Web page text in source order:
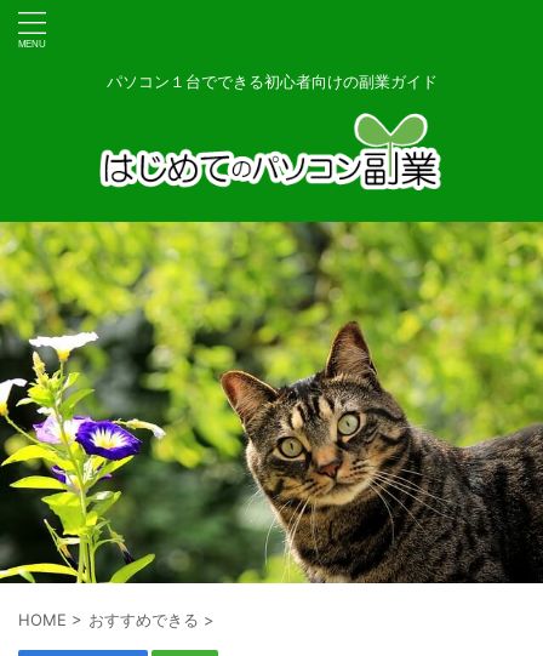
パソコン１台でできる初心者向けの副業ガイド
HOME > おすすめできる >